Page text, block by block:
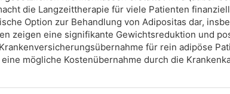
die Langzeittherapie für viele Patienten
Option zur Behandlung von Adipositas dar,
zeigen eine signifikante Gewichtsreduktion und
für rein adipöse
mögliche Kostenübernahme durch die